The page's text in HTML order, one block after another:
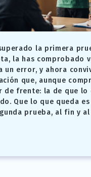
la primera
la has comprobado
un error, y ahora
que, aunque
de frente: la de que
Que lo que queda
prueba, al fin y